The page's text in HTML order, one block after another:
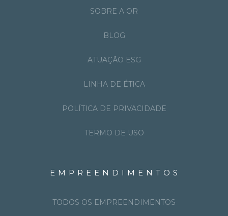
SOBRE A OR
BLOG
ATUAÇÃO ESG
LINHA DE ÉTICA
POLÍTICA DE PRIVACIDADE
TERMO DE USO
EMPREENDIMENTOS
TODOS OS EMPREENDIMENTOS